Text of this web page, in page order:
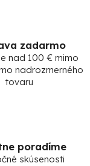
zadarmo
nad 100 € mimo
nadrozmerného
tovaru
poradíme
skúsenosti